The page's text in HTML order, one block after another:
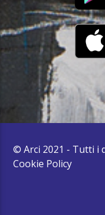
© Arci 2021 - Tutti i
Cookie Policy